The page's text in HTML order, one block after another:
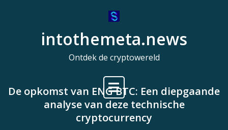
intothemeta.news
Ontdek de cryptowereld
De opkomst van ENG BTC: Een diepgaande
analyse van deze technische
cryptocurrency